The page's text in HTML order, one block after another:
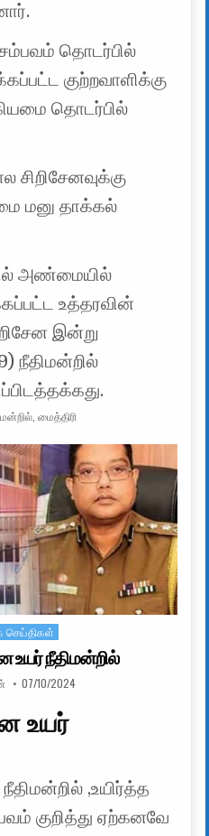
தொடர்பில்
குற்றவாளிக்கு
தொடர்பில்
சிறிசேனவுக்கு
மனு தாக்கல்
அண்மையில்
உத்தரவின்
இன்று
நீதிமன்றில்
மைத்திரி
உயர் நீதிமன்றில்
PUBLISHED DATE:
07/10/2024
உயர்
,உயிர்த்த
குறித்து ஏற்கனவே